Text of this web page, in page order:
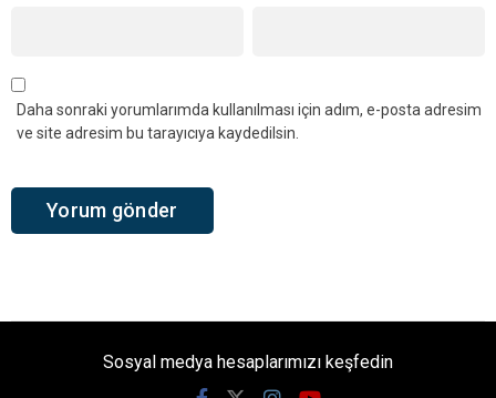
Daha sonraki yorumlarımda kullanılması için adım, e-posta adresim
ve site adresim bu tarayıcıya kaydedilsin.
Sosyal medya hesaplarımızı keşfedin